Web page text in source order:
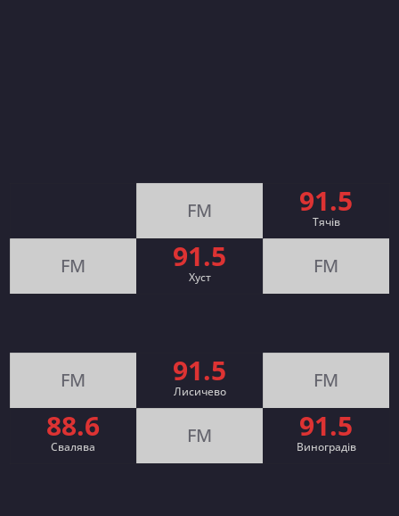
FM 91.5
Тячів
FM 91.5
Хуст FM
FM 91.5
Лисичево FM
88.6
Свалява FM 91.5
Виноградів